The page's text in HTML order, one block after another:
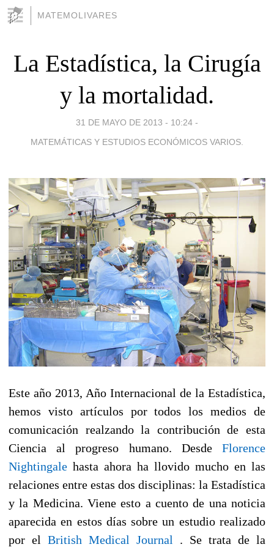
MATEMOLIVARES
La Estadística, la Cirugía
y la mortalidad.
31 DE MAYO DE 2013 - 10:24 -
MATEMÁTICAS Y ESTUDIOS ECONÓMICOS VARIOS.
Este año 2013, Año Internacional de la Estadística,
hemos visto artículos por todos los medios de
comunicación realzando la contribución de esta
Ciencia al progreso humano. Desde Florence
Nightingale hasta ahora ha llovido mucho en las
relaciones entre estas dos disciplinas: la Estadística
y la Medicina. Viene esto a cuento de una noticia
aparecida en estos días sobre un estudio realizado
por el British Medical Journal
. Se trata de la